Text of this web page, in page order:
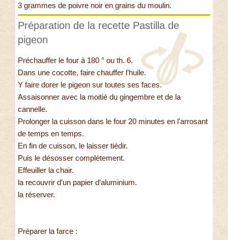
3 grammes de poivre noir en grains du moulin.
Préparation de la recette Pastilla de
pigeon
Préchauffer le four à 180 ° ou th. 6.
Dans une cocotte, faire chauffer l’huile.
Y faire dorer le pigeon sur toutes ses faces.
Assaisonner avec la moitié du gingembre et de la
cannelle.
Prolonger la cuisson dans le four 20 minutes en l'arrosant
de temps en temps.
En fin de cuisson, le laisser tiédir.
Puis le désosser complètement.
Effeuiller la chair.
la recouvrir d’un papier d’aluminium.
la réserver.
Préparer la farce :